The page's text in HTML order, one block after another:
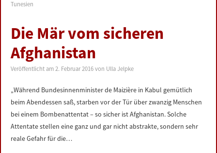
Tunesien
Die Mär vom sicheren
Afghanistan
Veröffentlicht am2. Februar 2016 von Ulla Jelpke
„Während Bundesinnenminister de Maizière in Kabul gemütlich
beim Abendessen saß, starben vor der Tür über zwanzig Menschen
bei einem Bombenattentat – so sicher ist Afghanistan. Solche
Attentate stellen eine ganz und gar nicht abstrakte, sondern sehr
reale Gefahr für die…